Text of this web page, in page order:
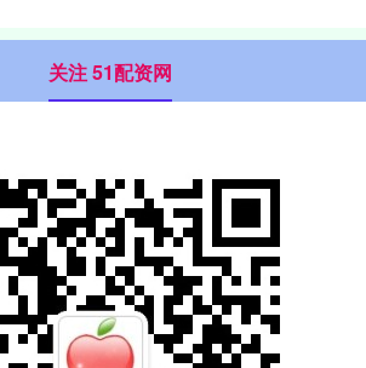
关注 51配资网